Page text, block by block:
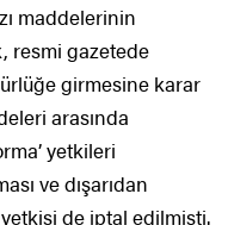
maddelerinin
resmi gazetede
girmesine karar
arasında
yetkileri
ve dışarıdan
de iptal edilmişti.